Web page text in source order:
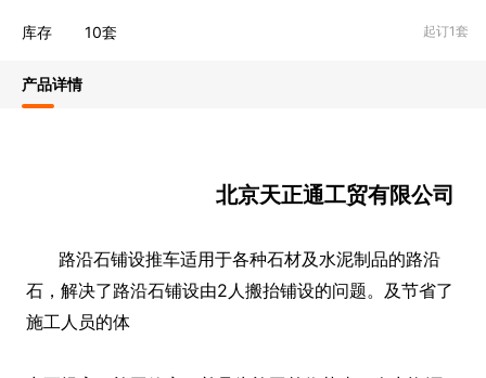
库存 10套 起订1套
产品详情
北京天正通工贸有限公司
路沿石铺设推车适用于各种石材及水泥制品的路沿
石，解决了路沿石铺设由2人搬抬铺设的问题。及节省了
施工人员的体